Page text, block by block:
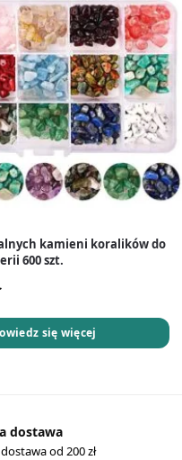
kamieni koralików do
600 szt.
się więcej
dostawa
od 200 zł